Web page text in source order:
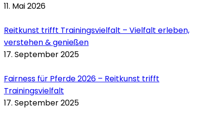
11. Mai 2026
Reitkunst trifft Trainingsvielfalt – Vielfalt erleben,
verstehen & genießen
17. September 2025
Fairness für Pferde 2026 – Reitkunst trifft
Trainingsvielfalt
17. September 2025